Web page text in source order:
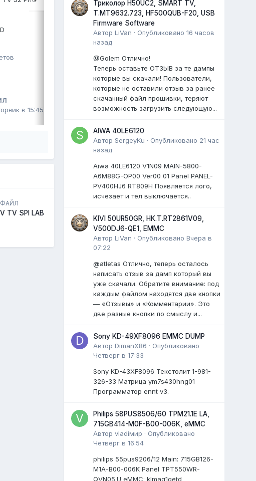
в 15:45
TV GAZER EMMC Dump
TV GAZER TV49-US2G
шасси: HK.T.RT2861V09
матрица: HV490QUB
0 ответов
ВЫДЕЛИЛ
LiVan,29 июля
TV SPI LAB
Триколор H50UC2, SMART TV,
T.MT9632.723, HF500QUB-F20, USB
Firmware Software
АвторLiVan · Опубликовано16 часов
назад
@Golem Отлично!
Теперь оставьте ОТЗЫВ за те дампы
которые вы скачали! Пользователи,
которые не оставили отзыв за ранее
скачанный файл прошивки, теряют
возможность загрузить следующую...
AIWA 40LE6120
АвторSergeyKu · Опубликовано 21 час
назад
Aiwa 40LE6120 V1N09 MAIN-5800-
A6M88G-OP00 Ver00 01 Panel PANEL-
PV400HJ6 RT809H Появляется лого,
исчезает и тел выключается..
KIVI 50UR50GR, HK.T.RT2861V09,
V500DJ6-QE1, EMMC
АвторLiVan · ОпубликованоВчера в
07:22
@atletas Отлично, теперь осталось
написать отзыв за дамп который вы
уже скачали. Обратите внимание: под
каждым файлом находятся две кнопки
— «Отзывы» и «Комментарии». Это
две разные кнопки по смыслу и...
Sony KD-49XF8096 EMMC DUMP
АвторDimanX86 · Опубликовано
Четверг в 17:33
Sony KD-43XF8096 Текстолит 1-981-
326-33 Матрица ym7s430hng01
Программатор ennt v3.
Philips 58PUS8506/60 TPM21.1E LA,
715GB414-M0F-B00-006K, eMMC
Авторvladiмир · Опубликовано
Четверг в 16:54
philips 55pus9206/12 Мain: 715GB126-
M1A-B00-006K Panel TPT550WR-
QVN05.U eMMC: klmag1getd